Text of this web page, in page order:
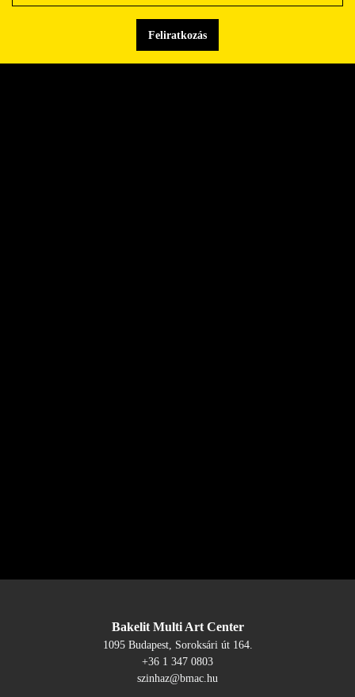
Bakelit Multi Art Center
1095 Budapest, Soroksári út 164.
+36 1 347 0803
szinhaz@bmac.hu